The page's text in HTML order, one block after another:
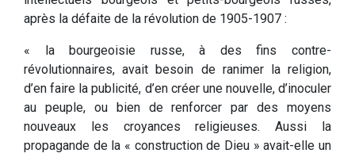
après la défaite de la révolution de 1905-1907 :
« la bourgeoisie russe, à des fins contre-
révolutionnaires, avait besoin de ranimer la religion,
d’en faire la publicité, d’en créer une nouvelle, d’inoculer
au peuple, ou bien de renforcer par des moyens
nouveaux les croyances religieuses. Aussi la
propagande de la « construction de Dieu » avait-elle un